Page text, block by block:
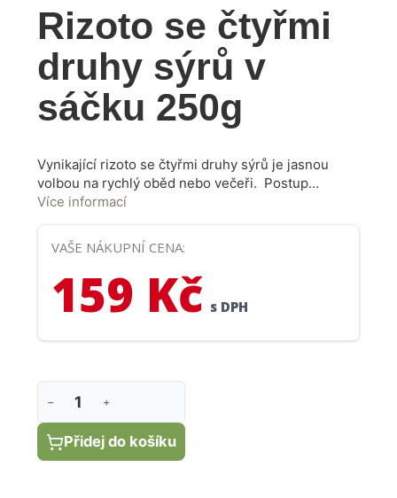
Rizoto se čtyřmi
druhy sýrů v
sáčku 250g
Vynikající rizoto se čtyřmi druhy sýrů je jasnou
volbou na rychlý oběd nebo večeři. Postup
přípravy: Na pánvi zahřejte olivový olej, vsypte
obsah balíčku a zlehka restujte 2 minuty. Poté
přidejte naběračku vývaru. Vařte na mírném ohni
asi 25 minut, míchejte a vždy po odvaření
přidávejte další vývar, opakujte do změknutí
rýže. Nakonec můžete přidat nastrouhaný
parmazán a nechte minutu odležet.
Více informací
VAŠE NÁKUPNÍ CENA:
159 Kč s DPH
− +
Přidej do košíku